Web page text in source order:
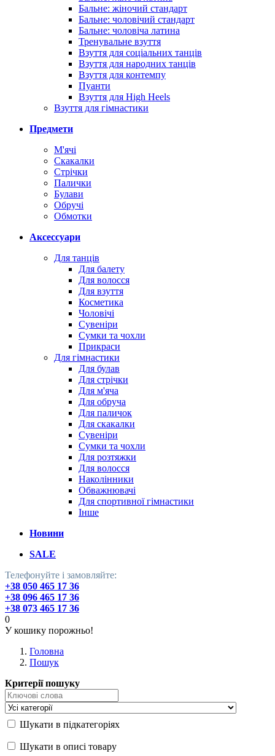
Бальне: жіночий стандарт
Бальне: чоловічий стандарт
Бальне: чоловіча латина
Тренувальне взуття
Взуття для соціальних танців
Взуття для народних танців
Взуття для контемпу
Пуанти
Взуття для High Heels
Взуття для гімнастики
Предмети
М'ячі
Скакалки
Стрічки
Палички
Булави
Обручі
Обмотки
Аксессуари
Для танців
Для балету
Для волосся
Для взуття
Косметика
Чоловічі
Сувеніри
Сумки та чохли
Прикраси
Для гімнастики
Для булав
Для стрічки
Для м'яча
Для обруча
Для паличок
Для скакалки
Сувеніри
Сумки та чохли
Для розтяжки
Для волосся
Наколінники
Обважнювачі
Для спортивної гімнастики
Інше
Новини
SALE
Телефонуйте і замовляйте:
+38 050 465 17 36
+38 096 465 17 36
+38 073 465 17 36
0
У кошику порожньо!
Головна
Пошук
Критерії пошуку
Шукати в підкатегоріях
Шукати в описі товару